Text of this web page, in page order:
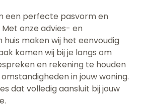
een perfecte pasvorm en
onze advies- en
maken wij het eenvoudig
komen wij bij je langs om
en rekening te houden
in jouw woning.
dat volledig aansluit bij jouw